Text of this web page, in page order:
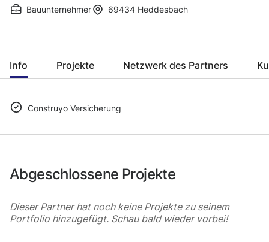
Bauunternehmer 69434 Heddesbach
Info Projekte Netzwerk des Partners
Construyo Versicherung
Abgeschlossene Projekte
Dieser Partner hat noch keine Projekte zu seinem
Portfolio hinzugefügt. Schau bald wieder vorbei!